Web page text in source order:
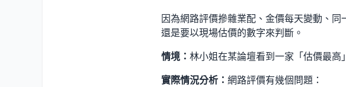
因為網路評價摻雜業配、金價每天變動、
還是要以現場估價的數字來判斷。
情境： 林小姐在某論壇看到一家「估價最高
實際情況分析： 網路評價有幾個問題：